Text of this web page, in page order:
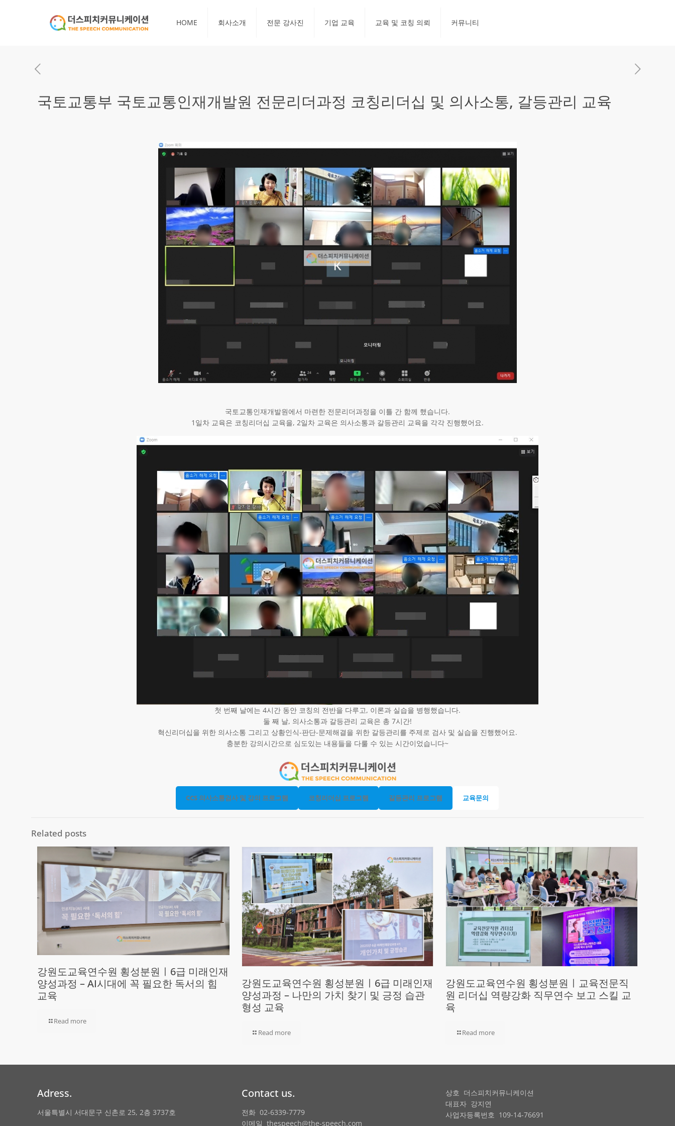
HOME 회사소개 전문 강사진 기업 교육 교육 및 코칭 의뢰 커뮤니티
국토교통부 국토교통인재개발원 전문리더과정 코칭리더십 및 의사소통, 갈등관리 교육
국토교통인재개발원에서 마련한 전문리더과정을 이틀 간 함께 했습니다.
1일차 교육은 코칭리더십 교육을, 2일차 교육은 의사소통과 갈등관리 교육을 각각 진행했어요.
첫 번째 날에는 4시간 동안 코칭의 전반을 다루고, 이론과 실습을 병행했습니다.
둘 째 날, 의사소통과 갈등관리 교육은 총 7시간!
혁신리더십을 위한 의사소통 그리고 상황인식-판단-문제해결을 위한 갈등관리를 주제로 검사 및 실습을 진행했어요.
충분한 강의시간으로 심도있는 내용들을 다룰 수 있는 시간이었습니다~
CCS 의사소통검사 및 강의 프로그램 코칭리더십 프로그램 갈등관리 프로그램 교육문의
Related posts
강원도교육연수원 횡성분원ㅣ6급 미래인재
양성과정 – AI시대에 꼭 필요한 독서의 힘
교육
Read more
강원도교육연수원 횡성분원ㅣ6급 미래인재
양성과정 – 나만의 가치 찾기 및 긍정 습관
형성 교육
Read more
강원도교육연수원 횡성분원ㅣ교육전문직
원 리더십 역량강화 직무연수 보고 스킬 교
육
Read more
Adress.
서울특별시 서대문구 신촌로 25, 2층 3737호
Contact us.
전화 02-6339-7779
이메일 thespeech@the-speech.com
상호 더스피치커뮤니케이션
대표자 강지연
사업자등록번호 109-14-76691